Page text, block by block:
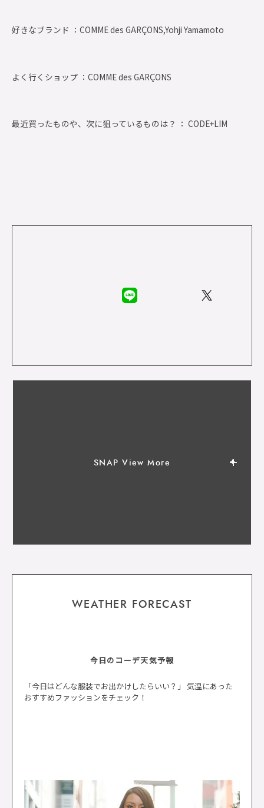
好きなブランド ： COMME des GARÇONS,Yohji Yamamoto
よく行くショップ ： COMME des GARÇONS
最近買ったものや、次に狙っているものは？ ： CODE+LIM
SNAP View More
WEATHER FORECAST
今日のコーデ天気予報
「今日はどんな服装でお出かけしたらいい？」 気温にあった
おすすめファッションをチェック！